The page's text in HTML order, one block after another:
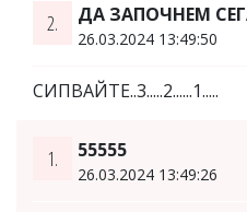
2. ДА ЗАПОЧНЕМ
26.03.2024 13:49:50
СИПВАЙТЕ..3.....2......1.....
1. 55555
26.03.2024 13:49:26